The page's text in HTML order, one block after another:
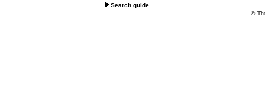
Search guide
©